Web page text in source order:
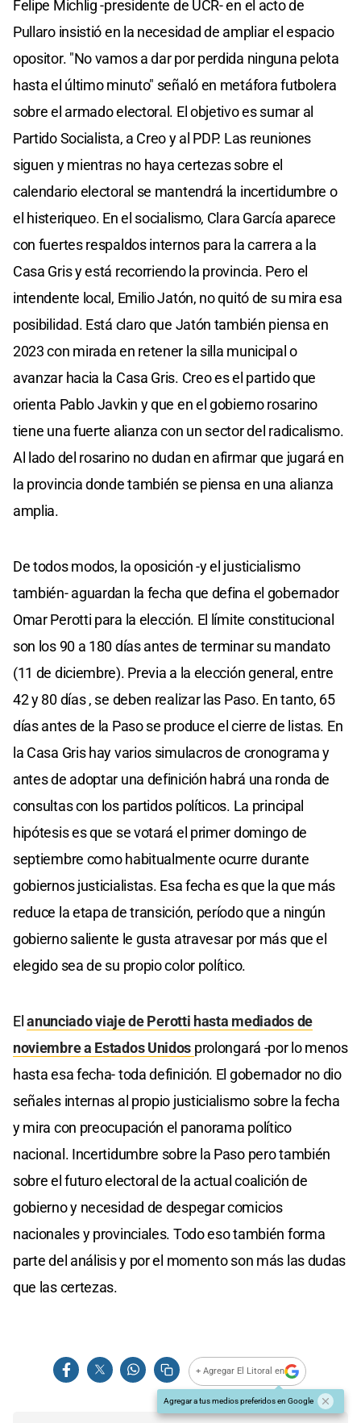
Felipe Michlig -presidente de UCR- en el acto de
Pullaro insistió en la necesidad de ampliar el espacio
opositor. "No vamos a dar por perdida ninguna pelota
hasta el último minuto" señaló en metáfora futbolera
sobre el armado electoral. El objetivo es sumar al
Partido Socialista, a Creo y al PDP. Las reuniones
siguen y mientras no haya certezas sobre el
calendario electoral se mantendrá la incertidumbre o
el histeriqueo. En el socialismo, Clara García aparece
con fuertes respaldos internos para la carrera a la
Casa Gris y está recorriendo la provincia. Pero el
intendente local, Emilio Jatón, no quitó de su mira esa
posibilidad. Está claro que Jatón también piensa en
2023 con mirada en retener la silla municipal o
avanzar hacia la Casa Gris. Creo es el partido que
orienta Pablo Javkin y que en el gobierno rosarino
tiene una fuerte alianza con un sector del radicalismo.
Al lado del rosarino no dudan en afirmar que jugará en
la provincia donde también se piensa en una alianza
amplia.
De todos modos, la oposición -y el justicialismo
también- aguardan la fecha que defina el gobernador
Omar Perotti para la elección. El límite constitucional
son los 90 a 180 días antes de terminar su mandato
(11 de diciembre). Previa a la elección general, entre
42 y 80 días , se deben realizar las Paso. En tanto, 65
días antes de la Paso se produce el cierre de listas. En
la Casa Gris hay varios simulacros de cronograma y
antes de adoptar una definición habrá una ronda de
consultas con los partidos políticos. La principal
hipótesis es que se votará el primer domingo de
septiembre como habitualmente ocurre durante
gobiernos justicialistas. Esa fecha es que la que más
reduce la etapa de transición, período que a ningún
gobierno saliente le gusta atravesar por más que el
elegido sea de su propio color político.
Elanunciado viaje de Perotti hasta mediados de
noviembre a Estados Unidos prolongará -por lo menos
hasta esa fecha- toda definición. El gobernador no dio
señales internas al propio justicialismo sobre la fecha
y mira con preocupación el panorama político
nacional. Incertidumbre sobre la Paso pero también
sobre el futuro electoral de la actual coalición de
gobierno y necesidad de despegar comicios
nacionales y provinciales. Todo eso también forma
parte del análisis y por el momento son más las dudas
que las certezas.
+ Agregar El Litoral en
Agregar a tus medios preferidos en Google